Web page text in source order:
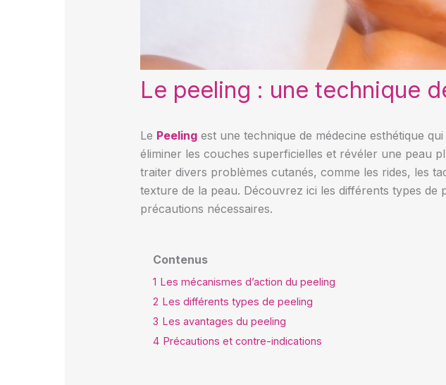
Le peeling : une technique
Le Peelingest une technique de médecine esthétique
éliminer les couches superficielles et révéler une peau
traiter divers problèmes cutanés, comme les rides, les
texture de la peau. Découvrez ici les différents types de
précautions nécessaires.
Contenus
1 Les mécanismes d’action du peeling
2 Les différents types de peeling
3 Les avantages du peeling
4 Précautions et contre-indications